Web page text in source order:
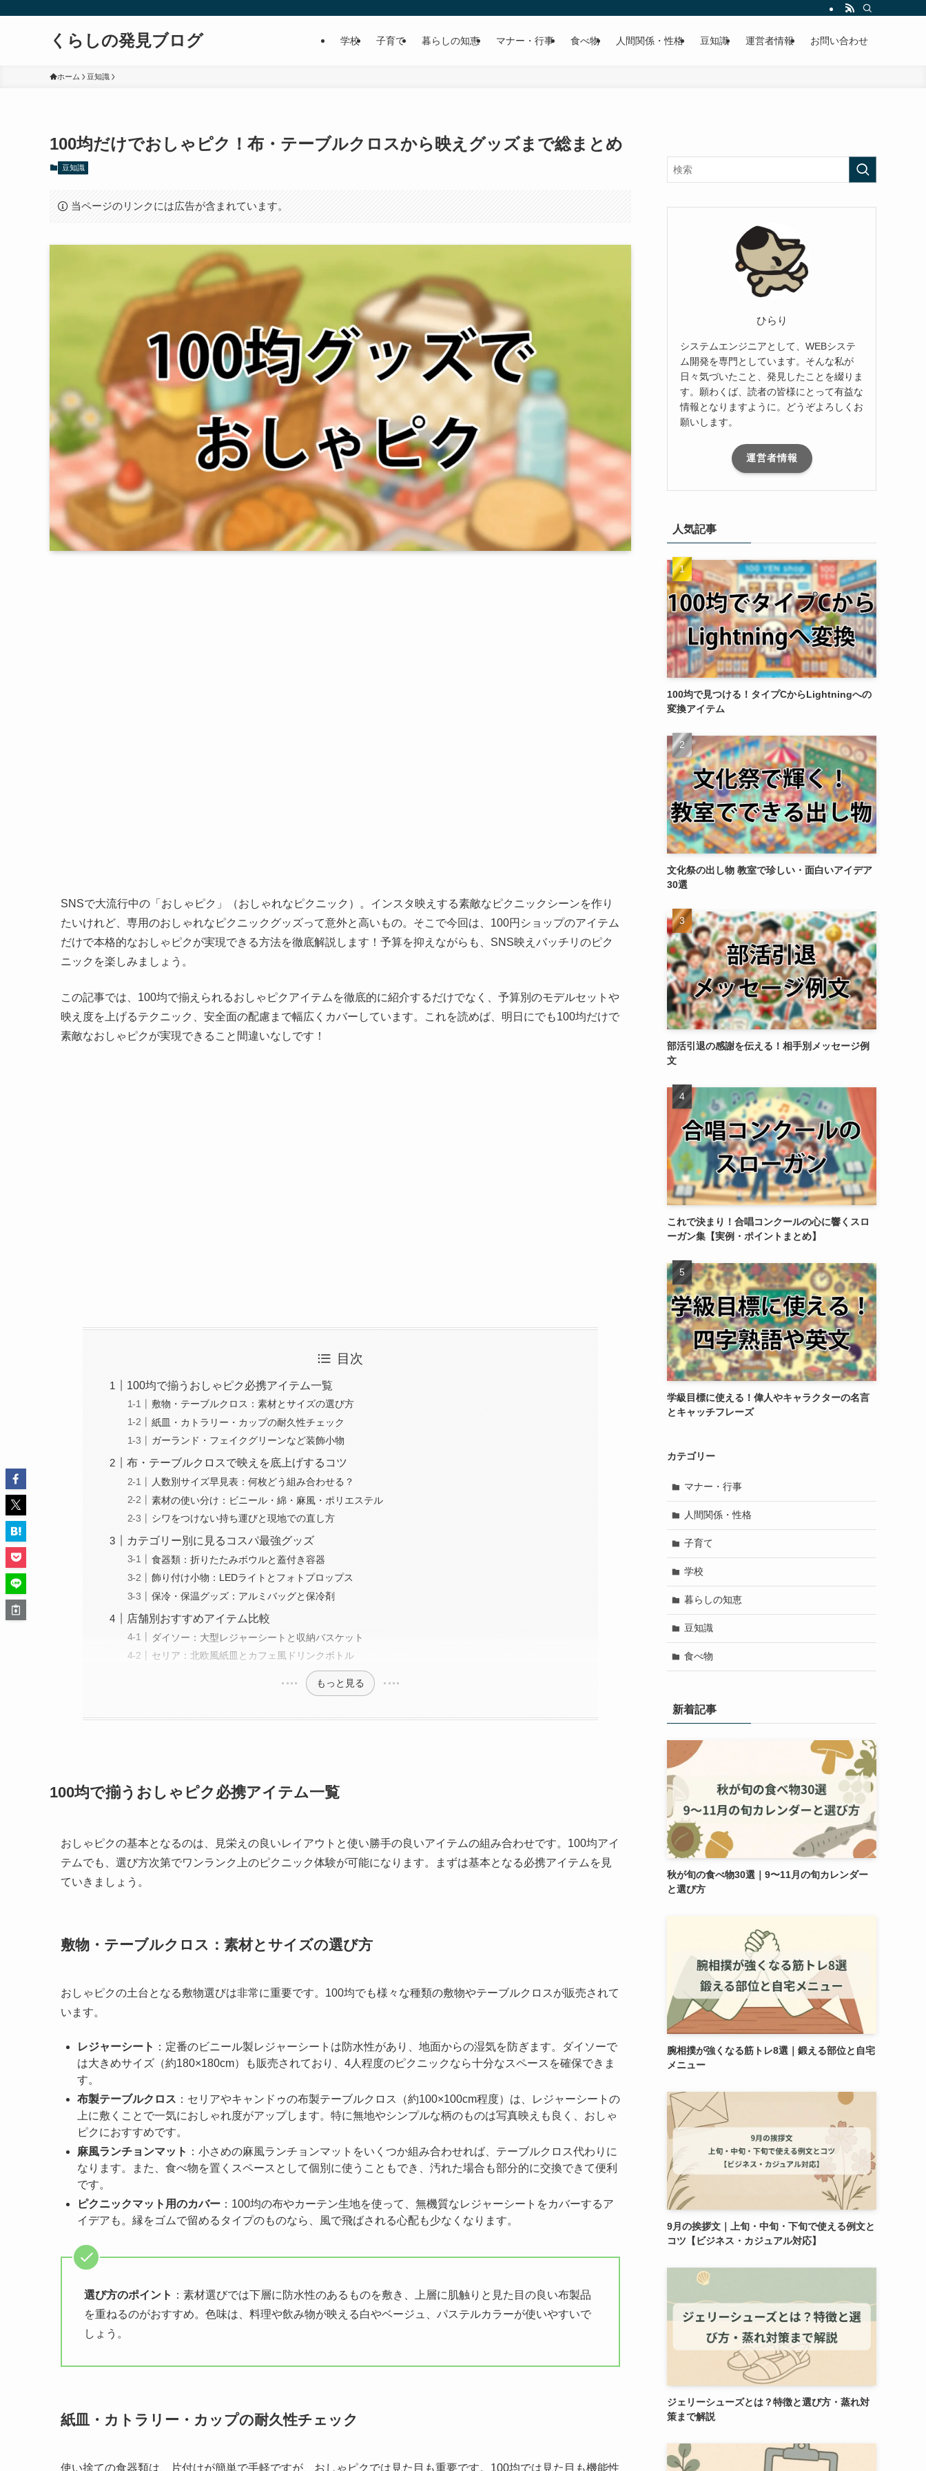
くらしの発見ブログ 学校 子育て 暮らしの知恵 マナー・行事 食べ物 人間関係・性格 豆知識 運営者情報 お問い合わせ
ホーム 豆知識
100均だけでおしゃピク！布・テーブルクロスから映えグッズまで総まとめ
豆知識
当ページのリンクには広告が含まれています。
SNSで大流行中の「おしゃピク」（おしゃれなピクニック）。インスタ映えする素敵なピクニックシーンを作り
たいけれど、専用のおしゃれなピクニックグッズって意外と高いもの。そこで今回は、100円ショップのアイテム
だけで本格的なおしゃピクが実現できる方法を徹底解説します！予算を抑えながらも、SNS映えバッチリのピク
ニックを楽しみましょう。
この記事では、100均で揃えられるおしゃピクアイテムを徹底的に紹介するだけでなく、予算別のモデルセットや
映え度を上げるテクニック、安全面の配慮まで幅広くカバーしています。これを読めば、明日にでも100均だけで
素敵なおしゃピクが実現できること間違いなしです！
目次
100均で揃うおしゃピク必携アイテム一覧
敷物・テーブルクロス：素材とサイズの選び方
紙皿・カトラリー・カップの耐久性チェック
ガーランド・フェイクグリーンなど装飾小物
布・テーブルクロスで映えを底上げするコツ
人数別サイズ早見表：何枚どう組み合わせる？
素材の使い分け：ビニール・綿・麻風・ポリエステル
シワをつけない持ち運びと現地での直し方
カテゴリー別に見るコスパ最強グッズ
食器類：折りたたみボウルと蓋付き容器
飾り付け小物：LEDライトとフォトプロップス
保冷・保温グッズ：アルミバッグと保冷剤
店舗別おすすめアイテム比較
ダイソー：大型レジャーシートと収納バスケット
セリア：北欧風紙皿とカフェ風ドリンクボトル
もっと見る
100均で揃うおしゃピク必携アイテム一覧
おしゃピクの基本となるのは、見栄えの良いレイアウトと使い勝手の良いアイテムの組み合わせです。100均アイ
テムでも、選び方次第でワンランク上のピクニック体験が可能になります。まずは基本となる必携アイテムを見
ていきましょう。
敷物・テーブルクロス：素材とサイズの選び方
おしゃピクの土台となる敷物選びは非常に重要です。100均でも様々な種類の敷物やテーブルクロスが販売されて
います。
レジャーシート ：定番のビニール製レジャーシートは防水性があり、地面からの湿気を防ぎます。ダイソーで
は大きめサイズ（約180×180cm）も販売されており、4人程度のピクニックなら十分なスペースを確保できま
す。
布製テーブルクロス ：セリアやキャンドゥの布製テーブルクロス（約100×100cm程度）は、レジャーシートの
上に敷くことで一気におしゃれ度がアップします。特に無地やシンプルな柄のものは写真映えも良く、おしゃ
ピクにおすすめです。
麻風ランチョンマット ：小さめの麻風ランチョンマットをいくつか組み合わせれば、テーブルクロス代わりに
なります。また、食べ物を置くスペースとして個別に使うこともでき、汚れた場合も部分的に交換できて便利
です。
ピクニックマット用のカバー ：100均の布やカーテン生地を使って、無機質なレジャーシートをカバーするア
イデアも。縁をゴムで留めるタイプのものなら、風で飛ばされる心配も少なくなります。
選び方のポイント ：素材選びでは下層に防水性のあるものを敷き、上層に肌触りと見た目の良い布製品
を重ねるのがおすすめ。色味は、料理や飲み物が映える白やベージュ、パステルカラーが使いやすいで
しょう。
紙皿・カトラリー・カップの耐久性チェック
使い捨ての食器類は、片付けが簡単で手軽ですが、おしゃピクでは見た目も重要です。100均では見た目も機能性
ひらり
システムエンジニアとして、WEBシステ
ム開発を専門としています。そんな私が
日々気づいたこと、発見したことを綴りま
す。願わくば、読者の皆様にとって有益な
情報となりますように。どうぞよろしくお
願いします。
運営者情報
人気記事
100均で見つける！タイプCからLightningへの
変換アイテム
文化祭の出し物 教室で珍しい・面白いアイデア
30選
部活引退の感謝を伝える！相手別メッセージ例
文
これで決まり！合唱コンクールの心に響くスロ
ーガン集【実例・ポイントまとめ】
学級目標に使える！偉人やキャラクターの名言
とキャッチフレーズ
カテゴリー
マナー・行事
人間関係・性格
子育て
学校
暮らしの知恵
豆知識
食べ物
新着記事
秋が旬の食べ物30選｜9〜11月の旬カレンダー
と選び方
腕相撲が強くなる筋トレ8選｜鍛える部位と自宅
メニュー
9月の挨拶文｜上旬・中旬・下旬で使える例文と
コツ【ビジネス・カジュアル対応】
ジェリーシューズとは？特徴と選び方・蒸れ対
策まで解説